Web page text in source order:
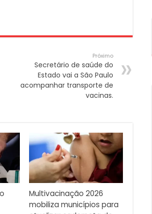
Próximo
Secretário de saúde do
Estado vai a São Paulo
acompanhar transporte de
vacinas.
Multivacinação 2026
mobiliza municípios para